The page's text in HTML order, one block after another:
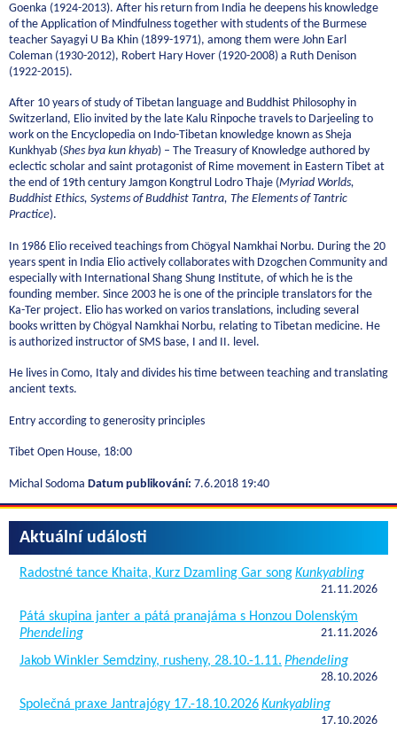
Goenka (1924-2013). After his return from India he deepens his knowledge
of the Application of Mindfulness together with students of the Burmese
teacher Sayagyi U Ba Khin (1899-1971), among them were John Earl
Coleman (1930-2012), Robert Hary Hover (1920-2008) a Ruth Denison
(1922-2015).
After 10 years of study of Tibetan language and Buddhist Philosophy in
Switzerland, Elio invited by the late Kalu Rinpoche travels to Darjeeling to
work on the Encyclopedia on Indo-Tibetan knowledge known as Sheja
Kunkhyab (Shes bya kun khyab) – The Treasury of Knowledge authored by
eclectic scholar and saint protagonist of Rime movement in Eastern Tibet at
the end of 19th century Jamgon Kongtrul Lodro Thaje (Myriad Worlds,
Buddhist Ethics, Systems of Buddhist Tantra, The Elements of Tantric
Practice).
In 1986 Elio received teachings from Chögyal Namkhai Norbu. During the 20
years spent in India Elio actively collaborates with Dzogchen Community and
especially with International Shang Shung Institute, of which he is the
founding member. Since 2003 he is one of the principle translators for the
Ka-Ter project. Elio has worked on varios translations, including several
books written by Chögyal Namkhai Norbu, relating to Tibetan medicine. He
is authorized instructor of SMS base, I and II. level.
He lives in Como, Italy and divides his time between teaching and translating
ancient texts.
Entry according to generosity principles
Tibet Open House, 18:00
Michal Sodoma Datum publikování: 7.6.2018 19:40
Aktuální události
Radostné tance Khaita, Kurz Dzamling Gar songKunkyabling
21.11.2026
Pátá skupina janter a pátá pranajáma s Honzou Dolenským
Phendeling
21.11.2026
Jakob Winkler Semdziny, rusheny, 28.10.-1.11. Phendeling
28.10.2026
Společná praxe Jantrajógy 17.-18.10.2026Kunkyabling
17.10.2026